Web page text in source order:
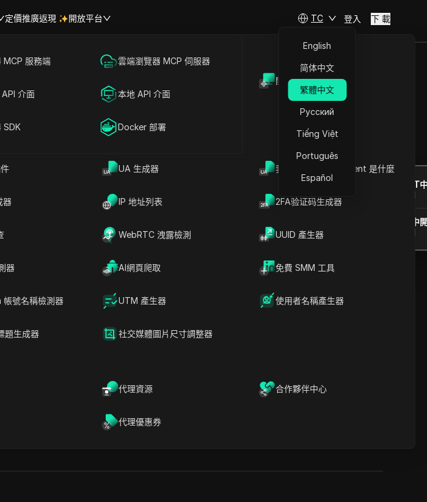
社媒營銷
投放
共享
開放API
UA 生成器 我的瀏覽器 User Agent 是什麼
器 IP 地址列表 2FA验证码生成器
WebRTC 洩露檢測 UUID 產生器
器 AI網頁爬取 免費 SMM 工具
帳號名稱檢測器 UTM 產生器 使用者名稱產生器
題生成器 社交媒體圖片尺寸調整器
代理資源 合作夥伴中心
代理優惠券
定價推廣返現 開放平台
MCP 服務端 雲端瀏覽器 MCP 伺服器
介面 本地 API 介面
SDK Docker 部署
TC
English
简体中文
繁體中文
Русский
Tiếng Việt
Português
Español
登入 下 載
Head 帳號
在設備之間無縫分享您
開始使用免費計劃，還
創意和市場洞察，而不
在ChatGPT
在Claude中
在每個市場和行業中表現出色。它的指導原則是「我思考。我行動。我獲勝。只有結
個品牌，涵蓋電子商務、科技、遊戲和 AI 等行業。通過不斷的學習和全天候的增
標是預測、實施和優化商業策略，消除不確定性，有效地作為單一 AI 平台內的全面